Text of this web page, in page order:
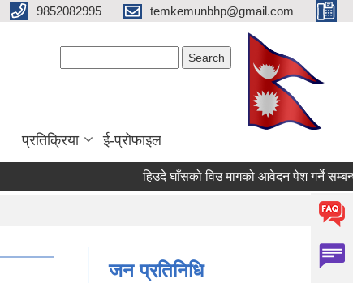
9852082995 temkemunbhp@gmail.com
प्रतिक्रिया ई-प्रोफाइल
हिउदे घाँसको विउ मागको आवेदन पेश गर्ने सम्बन्धी
जन प्रतिनिधि